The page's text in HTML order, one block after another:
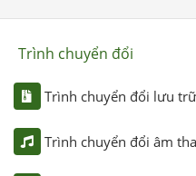
Trình chuyển đổi
Trình chuyển đổi lưu trữ
Trình chuyển đổi âm